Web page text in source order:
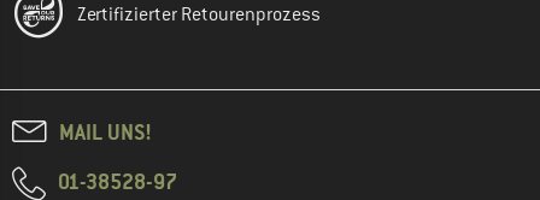
Zertifizierter Retourenprozess
MAIL UNS!
01-38528-97